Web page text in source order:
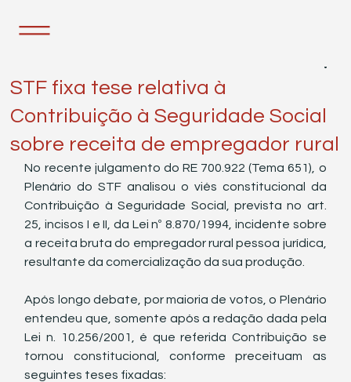
STF fixa tese relativa à
Contribuição à Seguridade Social
sobre receita de empregador rural
No recente julgamento do RE 700.922 (Tema 651), o
Plenário do STF analisou o viés constitucional da
Contribuição à Seguridade Social, prevista no art.
25, incisos I e II, da Lei nº 8.870/1994, incidente sobre
a receita bruta do empregador rural pessoa jurídica,
resultante da comercialização da sua produção.
Após longo debate, por maioria de votos, o Plenário
entendeu que, somente após a redação dada pela
Lei n. 10.256/2001, é que referida Contribuição se
tornou constitucional, conforme preceituam as
seguintes teses fixadas: